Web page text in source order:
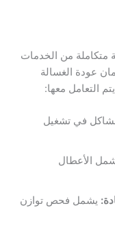
من الخدمات
عودة الغسالة
التعامل معها:
في تشغيل
الأعطال
يشمل فحص توازن